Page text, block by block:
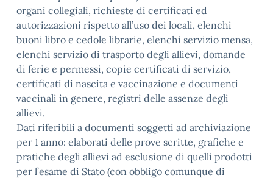
organi collegiali, richieste di certificati ed
autorizzazioni rispetto all’uso dei locali, elenchi
buoni libro e cedole librarie, elenchi servizio mensa,
elenchi servizio di trasporto degli allievi, domande
di ferie e permessi, copie certificati di servizio,
certificati di nascita e vaccinazione e documenti
vaccinali in genere, registri delle assenze degli
allievi.
Dati riferibili a documenti soggetti ad archiviazione
per 1 anno: elaborati delle prove scritte, grafiche e
pratiche degli allievi ad esclusione di quelli prodotti
per l’esame di Stato (con obbligo comunque di